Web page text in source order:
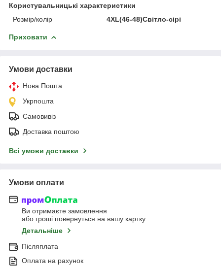
Користувальницькі характеристики
Розмір/колір
4XL(46-48)Світло-сірі
Приховати
Умови доставки
Нова Пошта
Укрпошта
Самовивіз
Доставка поштою
Всі умови доставки
Умови оплати
Ви отримаєте замовлення
або гроші повернуться на вашу картку
Детальніше
Післяплата
Оплата на рахунок